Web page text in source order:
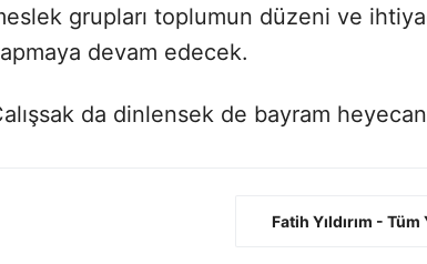
grupları toplumun düzeni ve
devam edecek.
da dinlensek de bayram
Fatih Yıldırım - Tüm